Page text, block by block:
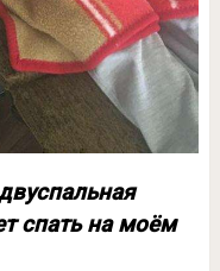
спать на моём